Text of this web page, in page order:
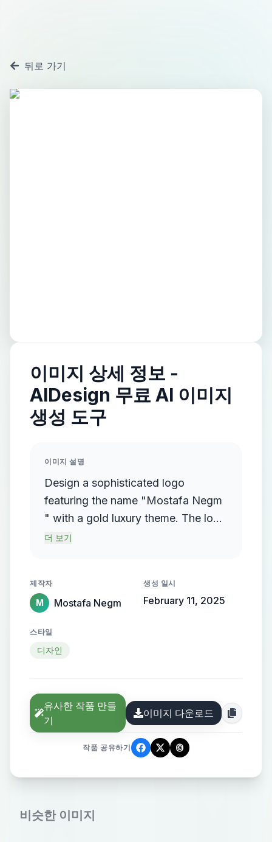
뒤로 가기
이미지 상세 정보 -
AIDesign 무료 AI 이미지
생성 도구
이미지 설명
Design a sophisticated logo
featuring the name "Mostafa Negm
" with a gold luxury theme. The logo
should incorporate a flowing,
the background, creating a sense of
motion and high-end elegance.
더 보기
제작자
M Mostafa Negm
생성 일시
February 11, 2025
스타일
디자인
유사한 작품 만들
기
이미지 다운로드
작품 공유하기
비슷한 이미지